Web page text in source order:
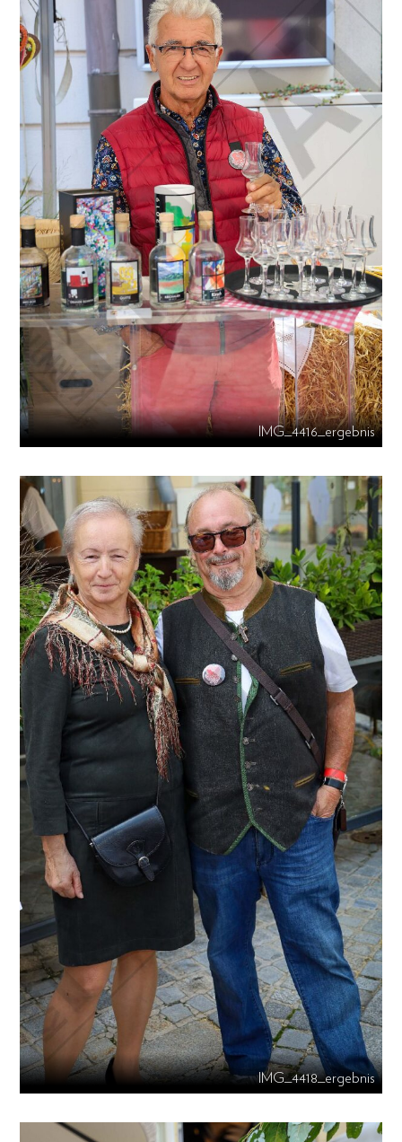
IMG_4416_ergebnis
IMG_4418_ergebnis